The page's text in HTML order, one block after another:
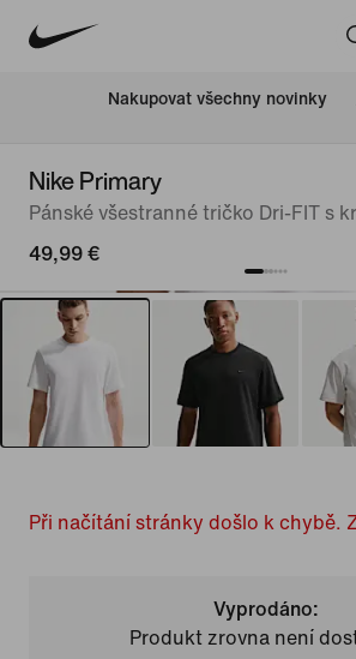
Nakupovat všechny novinky
Nike Primary
Pánské všestranné tričko Dri-FIT s
49,99 €
Při načítání stránky došlo k chybě.
Vyprodáno:
Produkt zrovna není